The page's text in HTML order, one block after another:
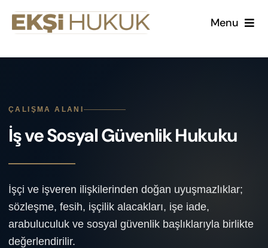
Skip
Menu
Kurumsal
Kariyer
ÇALIŞMA ALANI
İş ve Sosyal Güvenlik Hukuku
İşçi ve işveren ilişkilerinden doğan uyuşmazlıklar;
sözleşme, fesih, işçilik alacakları, işe iade,
arabuluculuk ve sosyal güvenlik başlıklarıyla birlikte
değerlendirilir.